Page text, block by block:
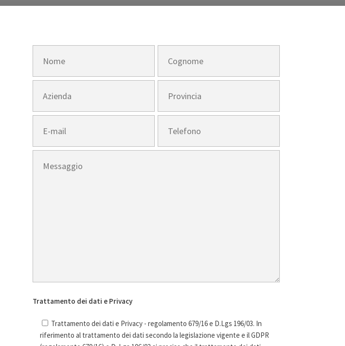
Trattamento dei dati e Privacy
Trattamento dei dati e Privacy - regolamento 679/16 e D.Lgs 196/03. In
riferimento al trattamento dei dati secondo la legislazione vigente e il GDPR